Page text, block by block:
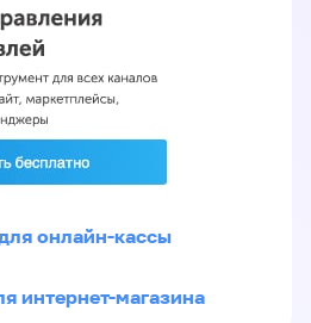
онлайн-кассы
интернет-магазина